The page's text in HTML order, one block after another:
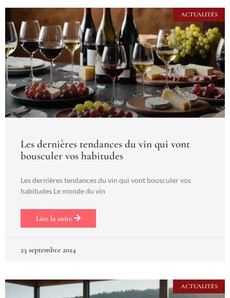
ACTUALITÉS
Les dernières tendances du vin qui vont
bousculer vos habitudes
Les dernières tendances du vin qui vont bousculer vos
habitudes Le monde du vin
Lire la suite
23 septembre 2024
ACTUALITÉS